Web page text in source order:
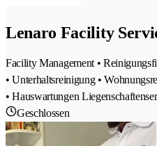
Lenaro Facility
Facility Management •
• Unterhaltsreinigung •
• Hauswartungen
Geschlossen